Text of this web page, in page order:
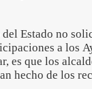
Estado no
a los
es que los
hecho de los